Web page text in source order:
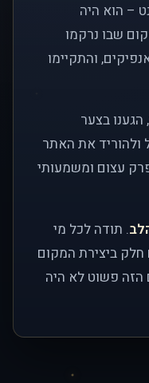
– הוא היה
שבו נרקמו
והתקיימו
בצער
ולהוריד את האתר
עצום ומשמעותי
. תודה לכל מי
ביצירת המקום
הזה פשוט לא היה